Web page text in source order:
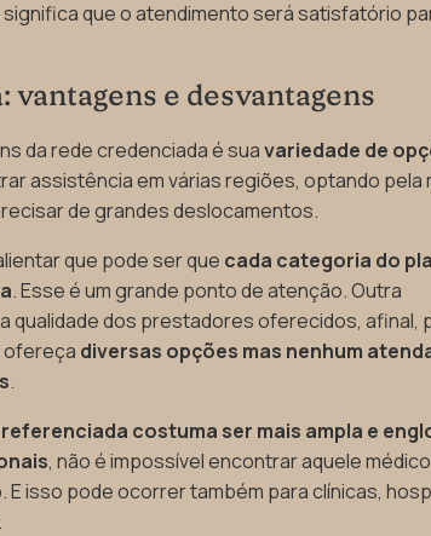
que o atendimento será satisfatório
vantagens e desvantagens
da rede credenciada é suavariedade de
assistência em várias regiões, optando pela
de grandes deslocamentos.
que pode ser que cada categoria do
. Esse é um grande ponto de atenção. Outra
qualidade dos prestadores oferecidos, afinal,
ofereça diversas opções mas nenhum
.
costuma ser mais ampla e
, não é impossível encontrar aquele médico
isso pode ocorrer também para clínicas,